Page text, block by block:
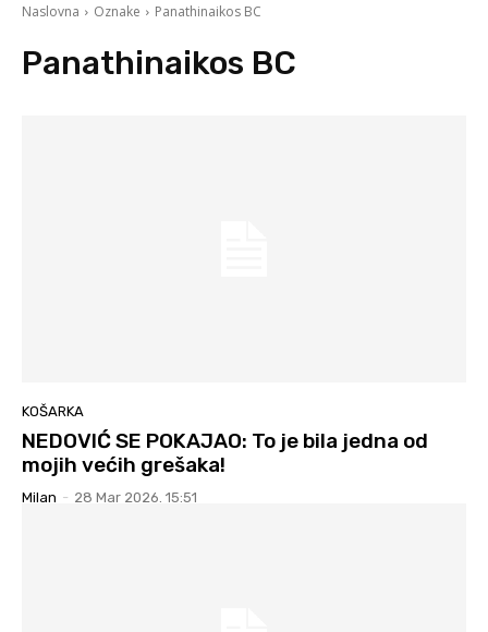
Naslovna Oznake Panathinaikos BC
Panathinaikos BC
KOŠARKA
NEDOVIĆ SE POKAJAO: To je bila jedna od
mojih većih grešaka!
Milan - 28 Mar 2026. 15:51